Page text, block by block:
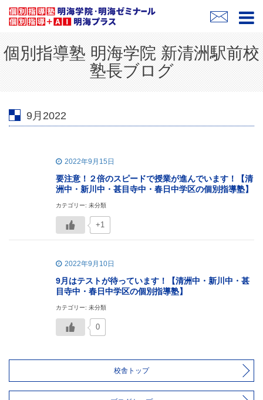
個別指導塾 明海学院 新清洲駅前校
塾長ブログ
9月2022
2022年9月15日
要注意！２倍のスピードで授業が進んでいます！【清
洲中・新川中・甚目寺中・春日中学区の個別指導塾】
カテゴリー: 未分類
+1
2022年9月10日
9月はテストが待っています！【清洲中・新川中・甚
目寺中・春日中学区の個別指導塾】
カテゴリー: 未分類
0
校舎トップ